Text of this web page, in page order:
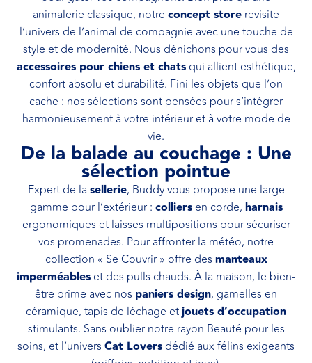
animalerie classique, notre concept store revisite
l’univers de l’animal de compagnie avec une touche de
style et de modernité. Nous dénichons pour vous des
accessoires pour chiens et chatsqui allient esthétique,
confort absolu et durabilité. Fini les objets que l’on
cache : nos sélections sont pensées pour s’intégrer
harmonieusement à votre intérieur et à votre mode de
vie.
De la balade au couchage : Une
sélection pointue
Expert de lasellerie, Buddy vous propose une large
gamme pour l’extérieur : colliersen corde, harnais
ergonomiques et laisses multipositions pour sécuriser
vos promenades. Pour affronter la météo, notre
collection « Se Couvrir » offre des manteaux
imperméables et des pulls chauds. À la maison, le bien-
être prime avec nos paniers design, gamelles en
céramique, tapis de léchage etjouets d’occupation
stimulants. Sans oublier notre rayon Beauté pour les
soins, et l’univers Cat Lovers dédié aux félins exigeants